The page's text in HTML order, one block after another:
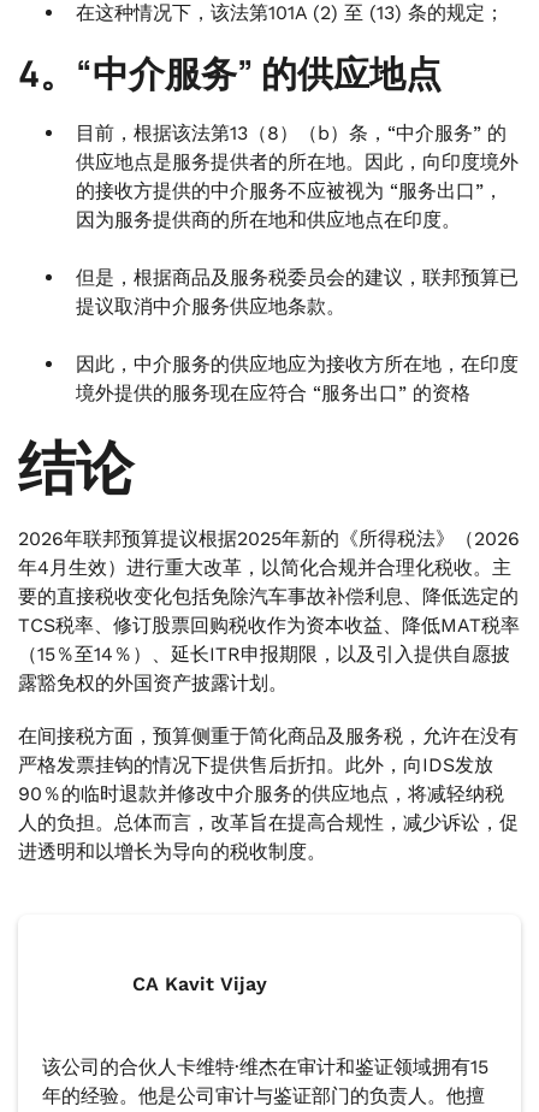
在这种情况下，该法第101A (2) 至 (13) 条的规定；
4。“中介服务” 的供应地点
目前，根据该法第13（8）（b）条，“中介服务” 的
供应地点是服务提供者的所在地。因此，向印度境外
的接收方提供的中介服务不应被视为 “服务出口”，
因为服务提供商的所在地和供应地点在印度。
但是，根据商品及服务税委员会的建议，联邦预算已
提议取消中介服务供应地条款。
因此，中介服务的供应地应为接收方所在地，在印度
境外提供的服务现在应符合 “服务出口” 的资格
结论
2026年联邦预算提议根据2025年新的《所得税法》（2026
年4月生效）进行重大改革，以简化合规并合理化税收。主
要的直接税收变化包括免除汽车事故补偿利息、降低选定的
TCS税率、修订股票回购税收作为资本收益、降低MAT税率
（15％至14％）、延长ITR申报期限，以及引入提供自愿披
露豁免权的外国资产披露计划。
在间接税方面，预算侧重于简化商品及服务税，允许在没有
严格发票挂钩的情况下提供售后折扣。此外，向IDS发放
90％的临时退款并修改中介服务的供应地点，将减轻纳税
人的负担。总体而言，改革旨在提高合规性，减少诉讼，促
进透明和以增长为导向的税收制度。
CA Kavit Vijay
该公司的合伙人卡维特·维杰在审计和鉴证领域拥有15
年的经验。他是公司审计与鉴证部门的负责人。他擅